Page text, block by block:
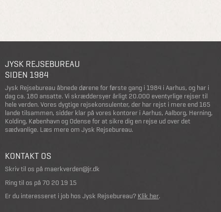
JYSK REJSEBUREAU
SIDEN 1984
Jysk Rejsebureau åbnede dørene for første gang i 1984 i Aarhus, og har i
dag ca. 180 ansatte. Vi skræddersyer årligt 20.000 eventyrlige rejser til
hele verden. Vores dygtige rejsekonsulenter, der har rejst i mere end 165
lande tilsammen, sidder klar på vores kontorer i Aarhus, Aalborg, Herning,
Kolding, København og Odense for at sikre dig en rejse ud over det
sædvanlige. Læs mere om Jysk Rejsebureau.
KONTAKT OS
Skriv til os på maerkverden@jr.dk
Ring til os på 70 20 19 15
Er du interesseret i job hos Jysk Rejsebureau? Klik her.